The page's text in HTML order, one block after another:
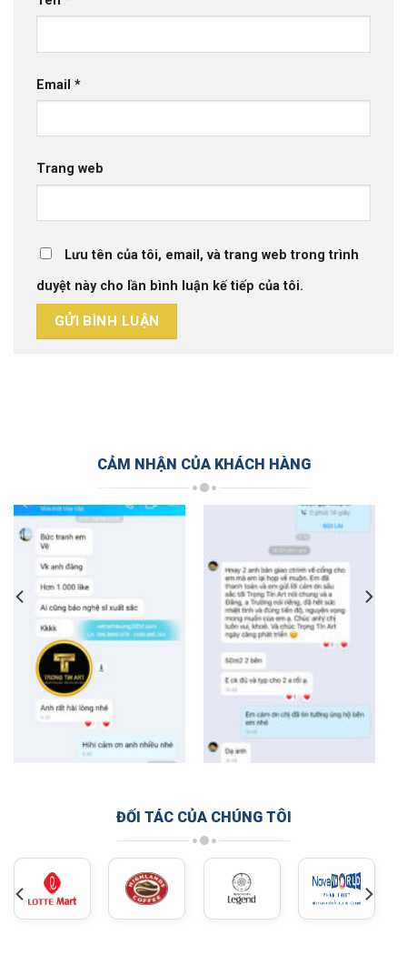
Email *
Trang web
Lưu tên của tôi, email, và trang web trong trình
duyệt này cho lần bình luận kế tiếp của tôi.
CẢM NHẬN CỦA KHÁCH HÀNG
ĐỐI TÁC CỦA CHÚNG TÔI